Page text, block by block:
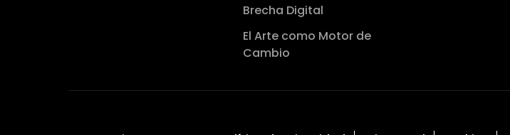
Brecha Digital
El Arte como Motor de
Cambio